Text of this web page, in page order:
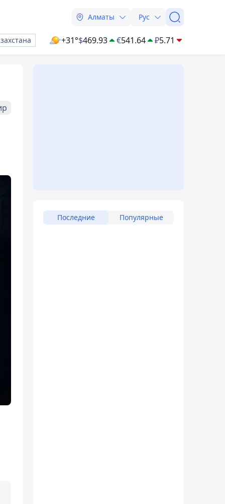
Алматы Рус
+31°$469.93 €541.64 ₽5.71
Последние Популярные